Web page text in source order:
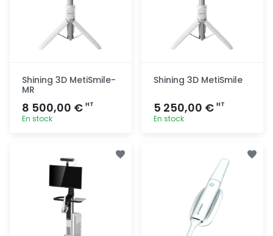
Shining 3D MetiSmile-
MR
8 500,00 € HT
En stock
rapide
Shining 3D MetiSmile
5 250,00 € HT
En stock
rapide